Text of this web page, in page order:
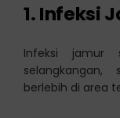
1. Infeksi
Infeksi jamur
berlebih di area